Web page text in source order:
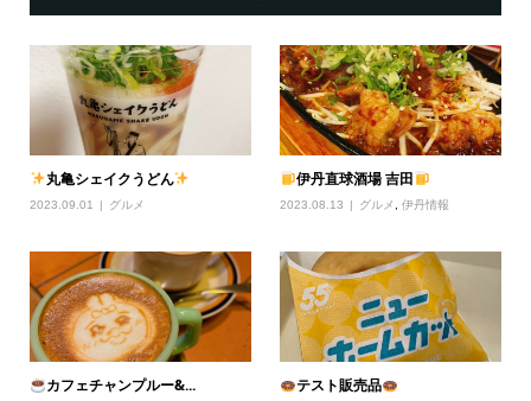
丸亀シェイクうどん
2023.09.01 グルメ
伊丹直球酒場 吉田
2023.08.13 グルメ ,伊丹情報
カフェチャンプルー&... テスト販売品